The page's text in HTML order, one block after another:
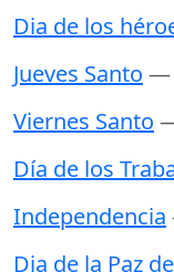
Dia de los
Jueves Santo —
Viernes Santo
Día de los
Independencia
Dia de la Paz